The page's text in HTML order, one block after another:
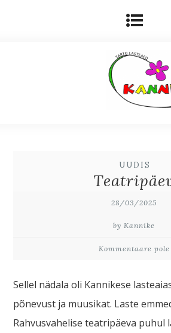
UUDIS
28/03/2025
by Kannike
Kommentaare pole
Sellel nädala oli Kannikese
põnevust ja muusikat. Laste
Rahvusvahelise teatripäeva puhul